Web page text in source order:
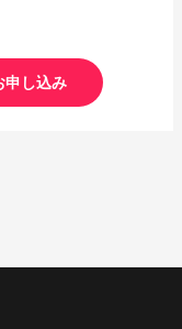
申し込み